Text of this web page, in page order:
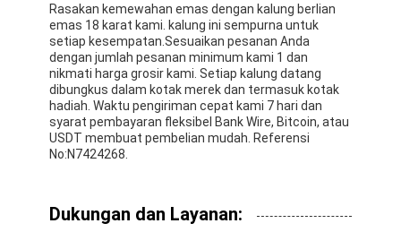
Rasakan kemewahan emas dengan kalung berlian
emas 18 karat kami. kalung ini sempurna untuk
setiap kesempatan.Sesuaikan pesanan Anda
dengan jumlah pesanan minimum kami 1 dan
nikmati harga grosir kami. Setiap kalung datang
dibungkus dalam kotak merek dan termasuk kotak
hadiah. Waktu pengiriman cepat kami 7 hari dan
syarat pembayaran fleksibel Bank Wire, Bitcoin, atau
USDT membuat pembelian mudah. Referensi
No:N7424268.
Dukungan dan Layanan: